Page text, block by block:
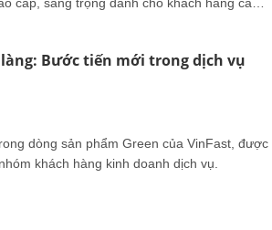
Bước tiến mới trong dịch vụ
dòng sản phẩm Green của VinFast, được
khách hàng kinh doanh dịch vụ.